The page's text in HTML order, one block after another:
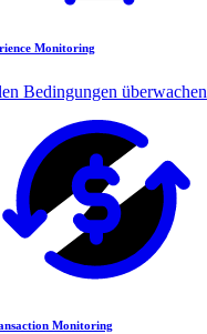
Monitoring
Bedingungen überwachen
Monitoring